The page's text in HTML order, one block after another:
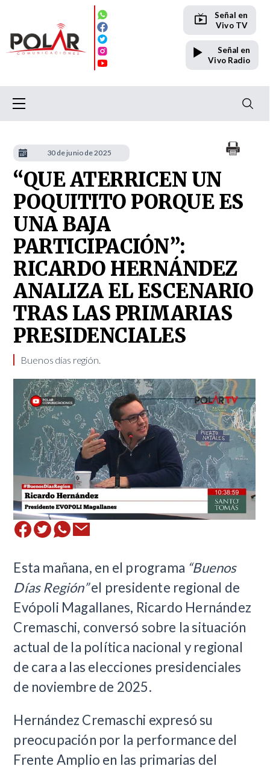
Señal en
Vivo TV
Señal en
Vivo Radio
“QUE ATERRICEN UN
POQUITITO PORQUE ES
UNA BAJA
PARTICIPACIÓN”:
RICARDO HERNÁNDEZ
ANALIZA EL ESCENARIO
TRAS LAS PRIMARIAS
PRESIDENCIALES
Buenos días región.
Esta mañana, en el programa “Buenos
Días Región”el presidente regional de
Evópoli Magallanes, Ricardo Hernández
Cremaschi, conversó sobre la situación
actual de la política nacional y regional
de cara a las elecciones presidenciales
de noviembre de 2025.
Hernández Cremaschi expresó su
preocupación por la performance del
Frente Amplio en las primarias del
30 de junio de 2025